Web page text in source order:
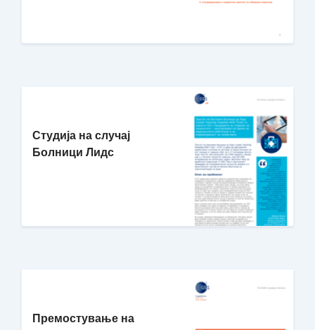
Студија на случај
Болници Лидс
Премостување на